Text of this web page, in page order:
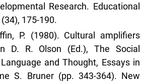
Research. Educational
175-190.
P. (1980). Cultural amplifiers
D. R. Olson (Ed.), The Social
and Thought, Essays in
S. Bruner (pp. 343-364). New